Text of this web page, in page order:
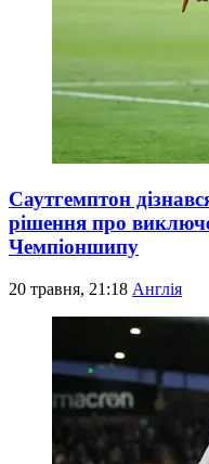
Саутгемптон
рішення про
Чемпіоншипу
20 травня, 21:18 Англія